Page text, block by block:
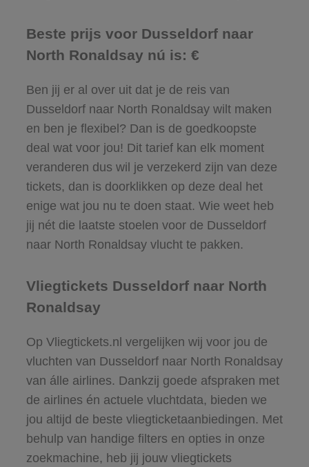
Beste prijs voor Dusseldorf naar
North Ronaldsay nú is: €
Ben jij er al over uit dat je de reis van
Dusseldorf naar North Ronaldsay wilt maken
en ben je flexibel? Dan is de goedkoopste
deal wat voor jou! Dit tarief kan elk moment
veranderen dus wil je verzekerd zijn van deze
tickets, dan is doorklikken op deze deal het
enige wat jou nu te doen staat. Wie weet heb
jij nét die laatste stoelen voor de Dusseldorf
naar North Ronaldsay vlucht te pakken.
Vliegtickets Dusseldorf naar North
Ronaldsay
Op Vliegtickets.nl vergelijken wij voor jou de
vluchten van Dusseldorf naar North Ronaldsay
van álle airlines. Dankzij goede afspraken met
de airlines én actuele vluchtdata, bieden we
jou altijd de beste vliegticketaanbiedingen. Met
behulp van handige filters en opties in onze
zoekmachine, heb jij jouw vliegtickets